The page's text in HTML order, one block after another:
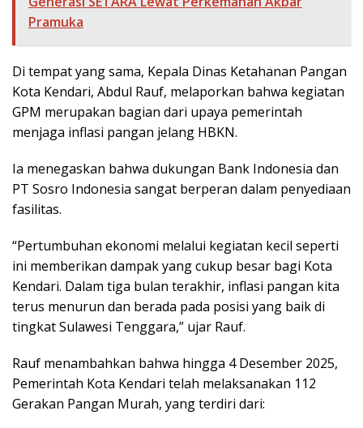
Pramuka
Di tempat yang sama, Kepala Dinas Ketahanan Pangan
Kota Kendari, Abdul Rauf, melaporkan bahwa kegiatan
GPM merupakan bagian dari upaya pemerintah
menjaga inflasi pangan jelang HBKN.
Ia menegaskan bahwa dukungan Bank Indonesia dan
PT Sosro Indonesia sangat berperan dalam penyediaan
fasilitas.
“Pertumbuhan ekonomi melalui kegiatan kecil seperti
ini memberikan dampak yang cukup besar bagi Kota
Kendari. Dalam tiga bulan terakhir, inflasi pangan kita
terus menurun dan berada pada posisi yang baik di
tingkat Sulawesi Tenggara,” ujar Rauf.
Rauf menambahkan bahwa hingga 4 Desember 2025,
Pemerintah Kota Kendari telah melaksanakan 112
Gerakan Pangan Murah, yang terdiri dari: